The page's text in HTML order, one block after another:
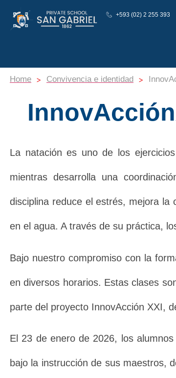
+593 (02) 2 255 393
Home > Convivencia e identidad >
La natación es uno de los
mientras desarrolla una
disciplina reduce el estrés, mejora la
en el agua. A través de su práctica,
Bajo nuestro compromiso con la
en diversos horarios. Estas clases
parte del proyecto InnovAcción XXI,
El 23 de enero de 2026, los
bajo la instrucción de sus maestros,